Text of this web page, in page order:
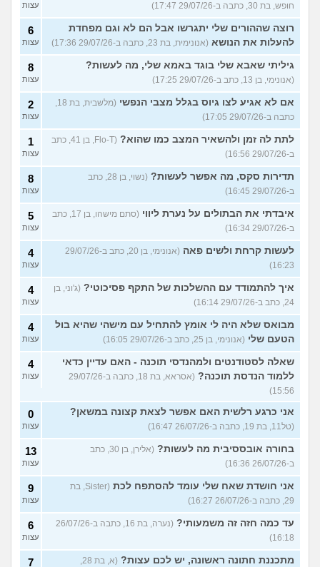
חופש, בת 30, כתבה ב-29/07/26 17:47) עצות
רוצה שההורים שלי יתגרשו אבל הם לא וגם מפחדת
להעלות את הנושא (אנונימית, בת 23, כתבה ב-29/07/26 17:36)
6
עצות
גיליתי שאבא שלי בוגד באמא שלי, מה לעשות?
(אנונימי, בן 13, כתב ב-29/07/26 17:25)
8
עצות
אם לא אגיע לצו גיוס בגלל מצבי הנפשי
(מלשבית, בת 18,
כתבה ב-29/07/26 17:05)
2
עצות
לתת לה זמן ולהשאיר המצב כמו שהוא?
(Flo-T, בן 41, כתב
ב-29/07/26 16:56)
1
עצות
תדירות סקס, מה אפשר לעשות?
(נשוי, בן 28, כתב
ב-29/07/26 16:45)
8
עצות
איבדתי את הבתולים על נערת ליווי
(סתם מישהו, בן 17, כתב
ב-29/07/26 16:34)
5
עצות
לעשות קרחת ולשים פאה
(אנונימי, בן 20, כתב ב-29/07/26
16:23)
4
עצות
איך להתמודד עם ההשלכות של התקף פסיכוטי? (ג'וני, בן
24, כתב ב-29/07/26 16:14)
4
עצות
מבואס שלא היה לי אומץ להתחיל עם מישהי שהיא בול
הטעם שלי (אנונימי, בן 25, כתב ב-29/07/26 16:05)
4
עצות
שאלה לסטודנטים ולמהנדסי תוכנה - האם עדיין כדאי
ללמוד הנדסת תוכנה?
(אסראא, בת 18, כתבה ב-29/07/26
15:56)
4
עצות
אני כרגע רלשית האם אפשר לצאת קצונה במשאן?
(טל11, בת 19, כתבה ב-26/07/26 16:47)
0
עצות
בחורה אובססיבית מה לעשות?
(אלירן, בן 30, כתב
ב-26/07/26 16:36)
13
עצות
אני חושדת שאח שלי עומד להסתפח לכת
(Sister, בת
29, כתבה ב-26/07/26 16:27)
9
עצות
עד כמה חזה זה משמעותי?
(נערה, בת 16, כתבה ב-26/07/26
16:18)
6
עצות
מתכננת חתונה ראשונה, יש לכם עצות?
(א, בת 28,
7